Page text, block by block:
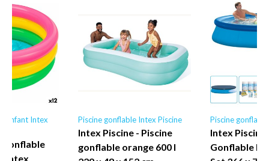
enfant Intex
gonflable
Intex
Piscine gonflable Intex Piscine
Intex Piscine - Piscine
gonflable orange 600 l
Piscine
Intex Piscine
Gonflable